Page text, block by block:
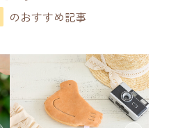
のおすすめ記事